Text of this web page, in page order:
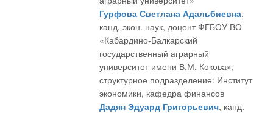
Гурфова Светлана Адальбиевна,
канд. экон. наук, доцент ФГБОУ ВО
«Кабардино-Балкарский
государственный аграрный
университет имени В.М. Кокова»,
структурное подразделение: Институт
экономики, кафедра финансов
Дадян Эдуард Григорьевич, канд.